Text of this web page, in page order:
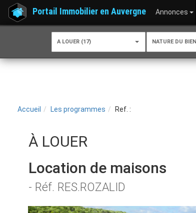
Portail Immobilier en Auvergne Annonces
A LOUER (17) NATURE DU BIEN
Accueil Les programmes Ref. :
À LOUER
Location de maisons
- Réf. RES.ROZALID